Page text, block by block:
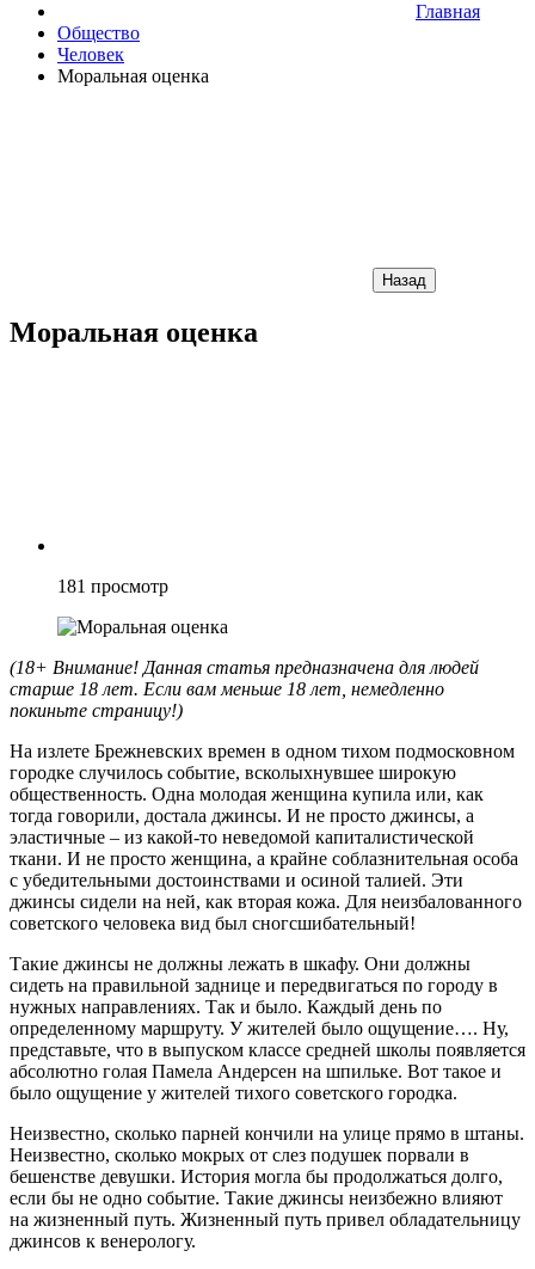
Главная
Общество
Человек
Моральная оценка
Назад
Моральная оценка
181 просмотр
(18+ Внимание! Данная статья предназначена для людей
старше 18 лет. Если вам меньше 18 лет, немедленно
покиньте страницу!)
На излете Брежневских времен в одном тихом подмосковном
городке случилось событие, всколыхнувшее широкую
общественность. Одна молодая женщина купила или, как
тогда говорили, достала джинсы. И не просто джинсы, а
эластичные – из какой-то неведомой капиталистической
ткани. И не просто женщина, а крайне соблазнительная особа
с убедительными достоинствами и осиной талией. Эти
джинсы сидели на ней, как вторая кожа. Для неизбалованного
советского человека вид был сногсшибательный!
Такие джинсы не должны лежать в шкафу. Они должны
сидеть на правильной заднице и передвигаться по городу в
нужных направлениях. Так и было. Каждый день по
определенному маршруту. У жителей было ощущение…. Ну,
представьте, что в выпуском классе средней школы появляется
абсолютно голая Памела Андерсен на шпильке. Вот такое и
было ощущение у жителей тихого советского городка.
Неизвестно, сколько парней кончили на улице прямо в штаны.
Неизвестно, сколько мокрых от слез подушек порвали в
бешенстве девушки. История могла бы продолжаться долго,
если бы не одно событие. Такие джинсы неизбежно влияют
на жизненный путь. Жизненный путь привел обладательницу
джинсов к венерологу.